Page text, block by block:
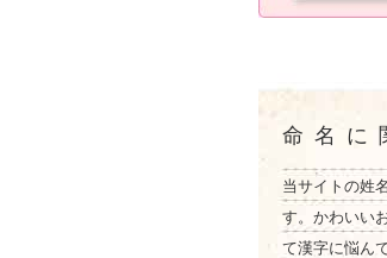
命名に
当サイトの姓
す。かわいい
て漢字に悩ん